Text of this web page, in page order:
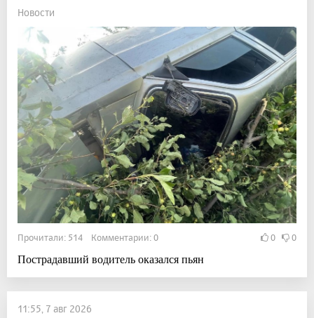
Новости
Прочитали: 514 Комментарии: 0 0 0
Пострадавший водитель оказался пьян
11:55, 7 авг 2026